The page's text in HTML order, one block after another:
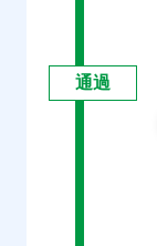
通過